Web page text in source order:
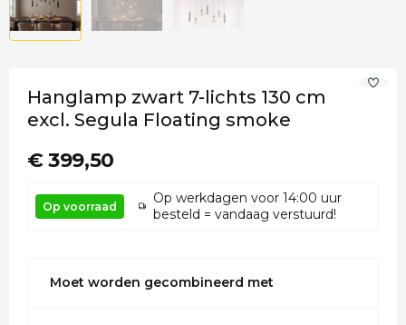
Hanglamp zwart 7-lichts 130 cm
excl. Segula Floating smoke
€ 399,50
Op voorraad
Op werkdagen voor 14:00 uur
besteld = vandaag verstuurd!
Moet worden gecombineerd met